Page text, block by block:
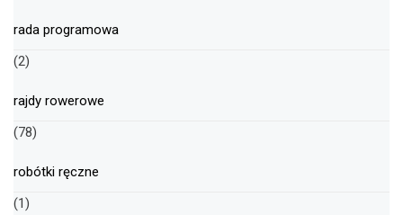
rada programowa
(2)
rajdy rowerowe
(78)
robótki ręczne
(1)